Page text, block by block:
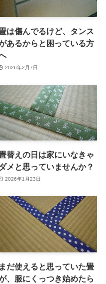
は傷んでるけど、タンス
あるからと困っている方
2026年2月7日
替えの日は家にいなきゃ
メと思っていませんか？
2026年1月23日
まだ使えると思っていた畳
、服にくっつき始めたら